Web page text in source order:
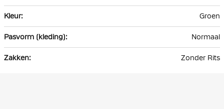
Groen
Normaal
Zonder Rits